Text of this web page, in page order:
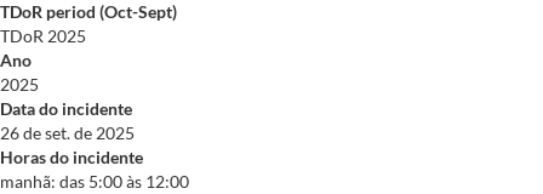
TDoR period (Oct-Sept)
TDoR 2025
Ano
2025
Data do incidente
26 de set. de 2025
Horas do incidente
manhã: das 5:00 às 12:00